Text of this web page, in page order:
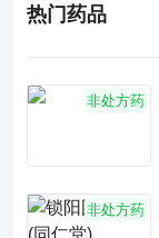
热门药品
非处方药
非处方药